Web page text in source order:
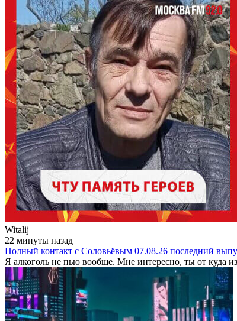
Witalij
22 минуты назад
Полный контакт с Соловьёвым 07.08.26 последний
Я алкоголь не пью вообще. Мне интересно, ты от куда